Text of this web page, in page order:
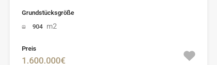
Grundstücksgröße
904 m2
Preis
1.600.000€